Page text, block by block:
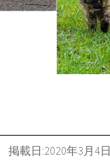
掲載日:2020年3月4日